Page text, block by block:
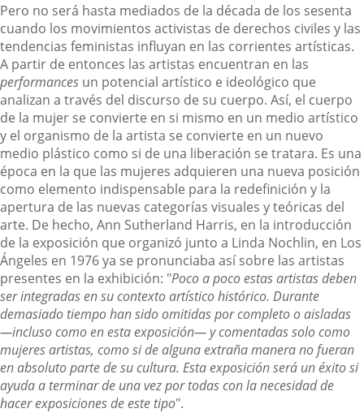
Pero no será hasta mediados de la década de los sesenta
cuando los movimientos activistas de derechos civiles y las
tendencias feministas influyan en las corrientes artísticas.
A partir de entonces las artistas encuentran en las
performances un potencial artístico e ideológico que
analizan a través del discurso de su cuerpo. Así, el cuerpo
de la mujer se convierte en si mismo en un medio artístico
y el organismo de la artista se convierte en un nuevo
medio plástico como si de una liberación se tratara. Es una
época en la que las mujeres adquieren una nueva posición
como elemento indispensable para la redefinición y la
apertura de las nuevas categorías visuales y teóricas del
arte. De hecho, Ann Sutherland Harris, en la introducción
de la exposición que organizó junto a Linda Nochlin, en Los
Ángeles en 1976 ya se pronunciaba así sobre las artistas
presentes en la exhibición: "Poco a poco estas artistas deben
ser integradas en su contexto artístico histórico. Durante
demasiado tiempo han sido omitidas por completo o aisladas
—incluso como en esta exposición— y comentadas solo como
mujeres artistas, como si de alguna extraña manera no fueran
en absoluto parte de su cultura. Esta exposición será un éxito si
ayuda a terminar de una vez por todas con la necesidad de
hacer exposiciones de este tipo".